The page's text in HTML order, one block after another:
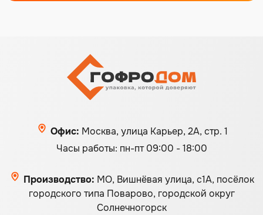
Офис: Москва, улица Карьер, 2А, стр. 1
Часы работы: пн-пт 09:00 - 18:00
Производство: МО, Вишнёвая улица, с1А, посёлок
городского типа Поварово, городской округ
Солнечногорск